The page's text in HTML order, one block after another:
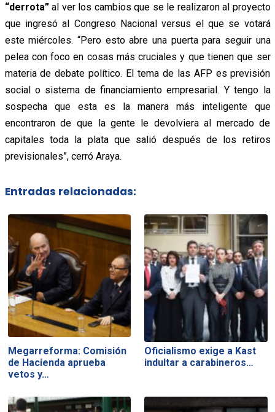
“derrota”al ver los cambios que se le realizaron al proyecto
que ingresó al Congreso Nacional versus el que se votará
este miércoles. “Pero esto abre una puerta para seguir una
pelea con foco en cosas más cruciales y que tienen que ser
materia de debate político. El tema de las AFP es previsión
social o sistema de financiamiento empresarial. Y tengo la
sospecha que esta es la manera más inteligente que
encontraron de que la gente le devolviera al mercado de
capitales toda la plata que salió después de los retiros
previsionales”, cerró Araya.
Entradas relacionadas:
Megarreforma: Comisión
de Hacienda aprueba
vetos y…
Oficialismo exige a Kast
indultar a carabineros…